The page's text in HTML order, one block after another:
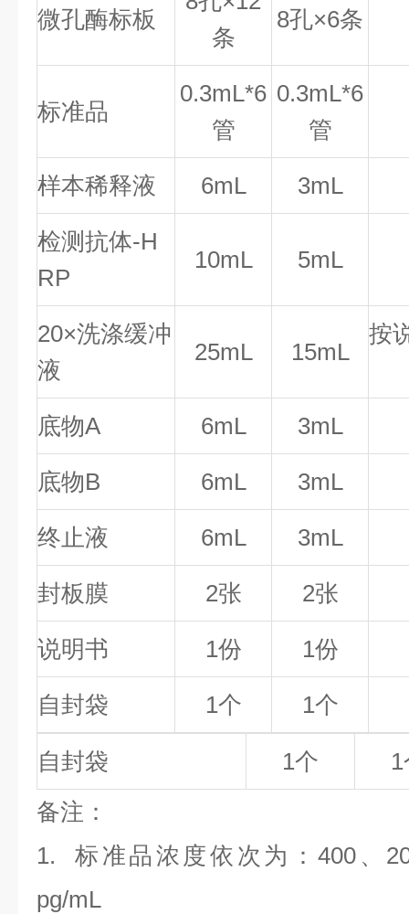
微孔酶标板
条
8孔×6条
标准品
0.3mL*6
管
0.3mL*6
管
样本稀释液 6mL 3mL
检测抗体-H
RP
10mL 5mL
20×洗涤缓冲
液
25mL 15mL
按
底物A 6mL 3mL
底物B 6mL 3mL
终止液 6mL 3mL
封板膜 2张 2张
说明书 1份 1份
自封袋 1个 1个
自封袋 1个
备注 ：
1.标准品浓度依次为：400 、
pg/mL